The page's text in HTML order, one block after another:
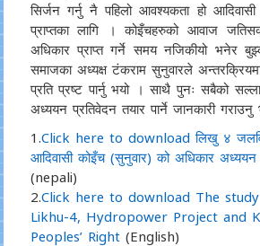
सिर्जन गर्नु नै पहिलो आवश्यकता हो
प्राप्तका लागि । कोइँचहरुको आवाज
अधिकार प्राप्त गर्ने समय नजिकीयो भनेर
समाजका अध्यक्ष टंकराम सुनुवारले
प्रति प्रष्ट पार्नु भयो । साथै पुनः सबैको
अध्ययन प्रतिवेदन तयार पार्ने जानकारी गराउनु
1.Click here to download लिखु ४
आदिवासी कोइँच (सुनुवार) को अधिकार
(nepali)
2.Click here to download The
Likhu-4, Hydropower Project and
Peoples’ Right(English)